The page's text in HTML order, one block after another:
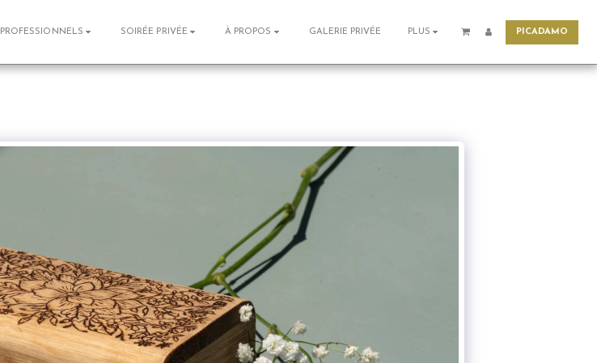
PROFESSIONNELS SOIRÉE PRIVÉE À PROPOS GALERIE PRIVÉE PLUS PICADAMO